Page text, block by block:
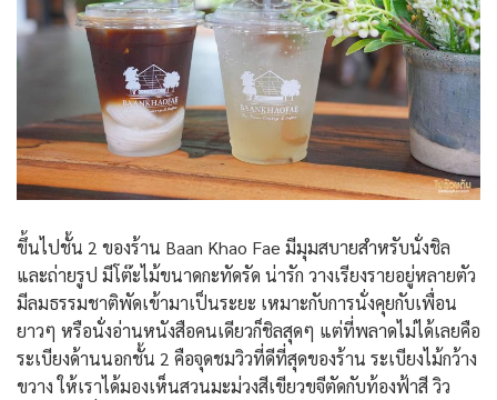
ขึ้นไปชั้น 2 ของร้าน Baan Khao Fae มีมุมสบายสำหรับนั่งชิล
และถ่ายรูป มีโต๊ะไม้ขนาดกะทัดรัด น่ารัก วางเรียงรายอยู่หลายตัว
มีลมธรรมชาติพัดเข้ามาเป็นระยะ เหมาะกับการนั่งคุยกับเพื่อน
ยาวๆ หรือนั่งอ่านหนังสือคนเดียวก็ชิลสุดๆ แต่ที่พลาดไม่ได้เลยคือ
ระเบียงด้านนอกชั้น 2 คือจุดชมวิวที่ดีที่สุดของร้าน ระเบียงไม้กว้าง
ขวาง ให้เราได้มองเห็นสวนมะม่วงสีเขียวขจีตัดกับท้องฟ้าสี วิว